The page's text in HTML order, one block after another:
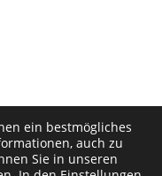
Disclaimer
ein bestmögliches
auch zu
Sie in unseren